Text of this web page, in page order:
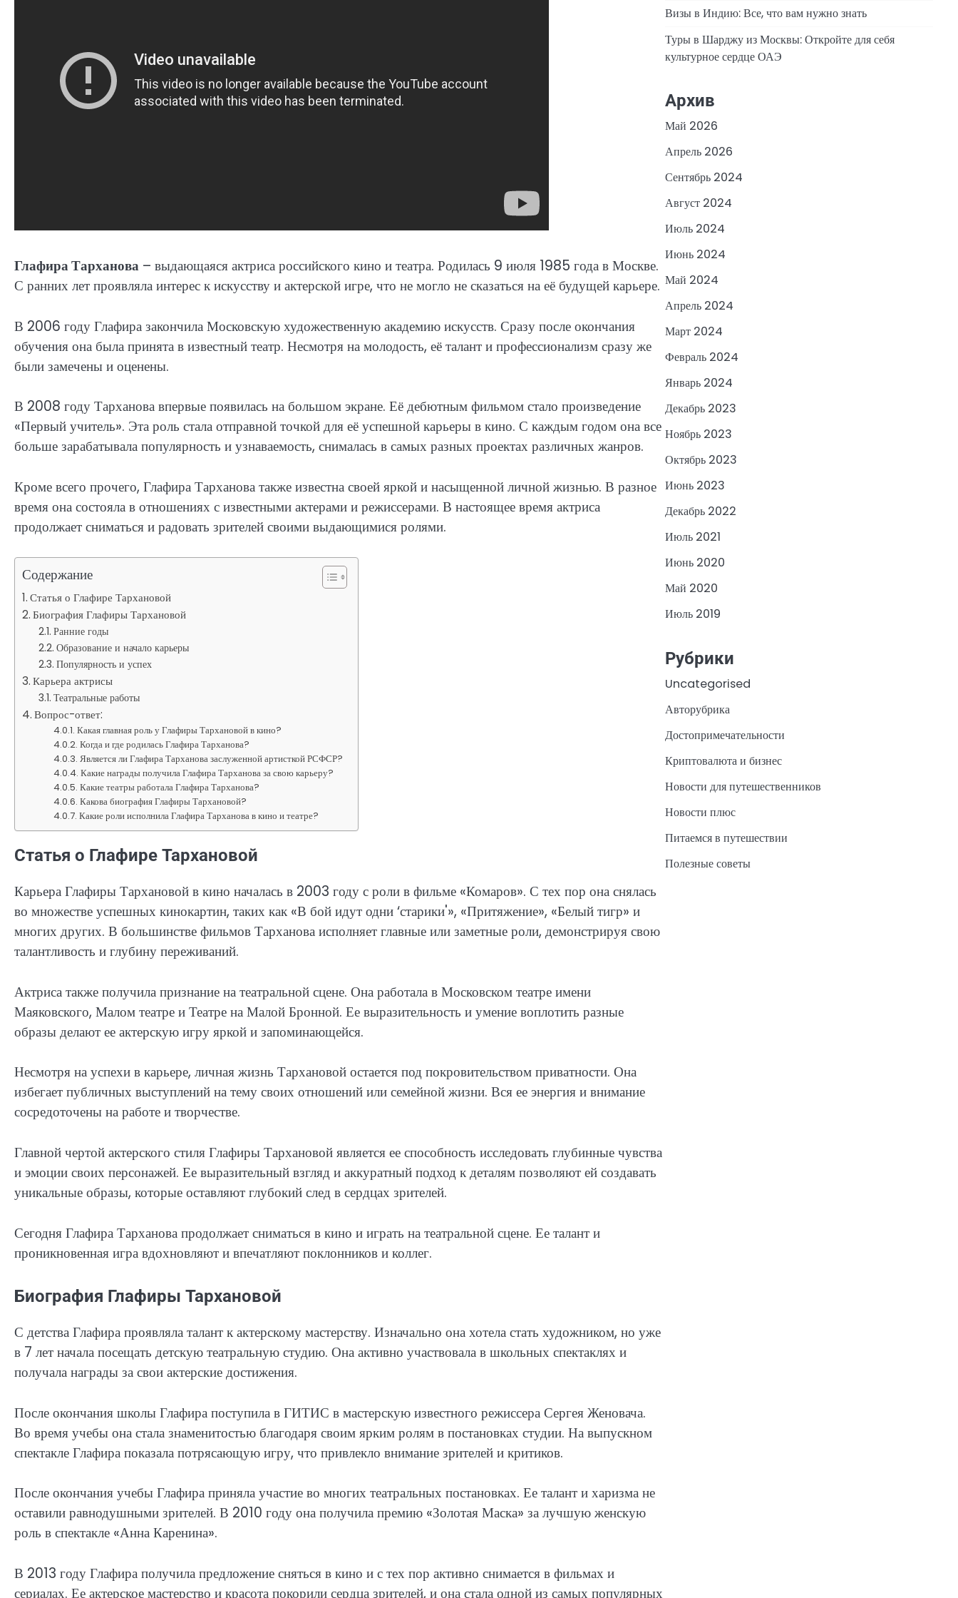
Глафира Тарханова – выдающаяся актриса российского кино и театра. Родилась 9 июля 1985 года в Москве.
С ранних лет проявляла интерес к искусству и актерской игре, что не могло не сказаться на её будущей карьере.
В 2006 году Глафира закончила Московскую художественную академию искусств. Сразу после окончания
обучения она была принята в известный театр. Несмотря на молодость, её талант и профессионализм сразу же
были замечены и оценены.
В 2008 году Тарханова впервые появилась на большом экране. Её дебютным фильмом стало произведение
«Первый учитель». Эта роль стала отправной точкой для её успешной карьеры в кино. С каждым годом она все
больше зарабатывала популярность и узнаваемость, снималась в самых разных проектах различных жанров.
Кроме всего прочего, Глафира Тарханова также известна своей яркой и насыщенной личной жизнью. В разное
время она состояла в отношениях с известными актерами и режиссерами. В настоящее время актриса
продолжает сниматься и радовать зрителей своими выдающимися ролями.
Содержание
Статья о Глафире Тархановой
Биография Глафиры Тархановой
Ранние годы
Образование и начало карьеры
Популярность и успех
Карьера актрисы
Театральные работы
Вопрос-ответ:
Какая главная роль у Глафиры Тархановой в кино?
Когда и где родилась Глафира Тарханова?
Является ли Глафира Тарханова заслуженной артисткой РСФСР?
Какие награды получила Глафира Тарханова за свою карьеру?
Какие театры работала Глафира Тарханова?
Какова биография Глафиры Тархановой?
Какие роли исполнила Глафира Тарханова в кино и театре?
Статья о Глафире Тархановой
Карьера Глафиры Тархановой в кино началась в 2003 году с роли в фильме «Комаров». С тех пор она снялась
во множестве успешных кинокартин, таких как «В бой идут одни ‘старики'», «Притяжение», «Белый тигр» и
многих других. В большинстве фильмов Тарханова исполняет главные или заметные роли, демонстрируя свою
талантливость и глубину переживаний.
Актриса также получила признание на театральной сцене. Она работала в Московском театре имени
Маяковского, Малом театре и Театре на Малой Бронной. Ее выразительность и умение воплотить разные
образы делают ее актерскую игру яркой и запоминающейся.
Несмотря на успехи в карьере, личная жизнь Тархановой остается под покровительством приватности. Она
избегает публичных выступлений на тему своих отношений или семейной жизни. Вся ее энергия и внимание
сосредоточены на работе и творчестве.
Главной чертой актерского стиля Глафиры Тархановой является ее способность исследовать глубинные чувства
и эмоции своих персонажей. Ее выразительный взгляд и аккуратный подход к деталям позволяют ей создавать
уникальные образы, которые оставляют глубокий след в сердцах зрителей.
Сегодня Глафира Тарханова продолжает сниматься в кино и играть на театральной сцене. Ее талант и
проникновенная игра вдохновляют и впечатляют поклонников и коллег.
Биография Глафиры Тархановой
С детства Глафира проявляла талант к актерскому мастерству. Изначально она хотела стать художником, но уже
в 7 лет начала посещать детскую театральную студию. Она активно участвовала в школьных спектаклях и
получала награды за свои актерские достижения.
После окончания школы Глафира поступила в ГИТИС в мастерскую известного режиссера Сергея Женовача.
Во время учебы она стала знаменитостью благодаря своим ярким ролям в постановках студии. На выпускном
спектакле Глафира показала потрясающую игру, что привлекло внимание зрителей и критиков.
После окончания учебы Глафира приняла участие во многих театральных постановках. Ее талант и харизма не
оставили равнодушными зрителей. В 2010 году она получила премию «Золотая Маска» за лучшую женскую
роль в спектакле «Анна Каренина».
В 2013 году Глафира получила предложение сняться в кино и с тех пор активно снимается в фильмах и
сериалах. Ее актерское мастерство и красота покорили сердца зрителей, и она стала одной из самых популярных
Визы в Индию: Все, что вам нужно знать
Туры в Шарджу из Москвы: Откройте для себя
культурное сердце ОАЭ
Архив
Май 2026
Апрель 2026
Сентябрь 2024
Август 2024
Июль 2024
Июнь 2024
Май 2024
Апрель 2024
Март 2024
Февраль 2024
Январь 2024
Декабрь 2023
Ноябрь 2023
Октябрь 2023
Июнь 2023
Декабрь 2022
Июль 2021
Июнь 2020
Май 2020
Июль 2019
Рубрики
Uncategorised
Авторубрика
Достопримечательности
Криптовалюта и бизнес
Новости для путешественников
Новости плюс
Питаемся в путешествии
Полезные советы